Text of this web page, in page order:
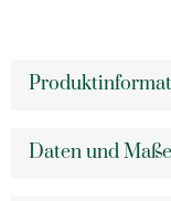
Daten und Maße